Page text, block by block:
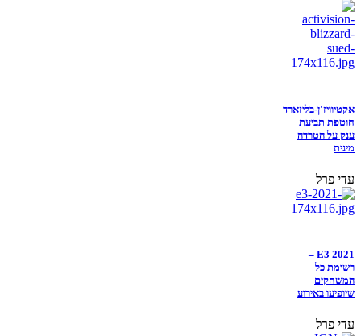
אקטיוויז'ן-בליזארד
חוטפת תביעת
ענק על הטרדה
מינית
עדי פרל
E3 2021 –
רשימת כל
המשחקים
שיופיעו באירוע
עדי פרל